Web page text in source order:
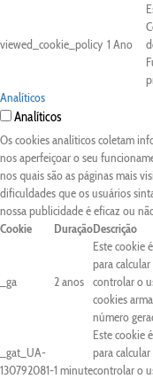
viewed_cookie_policy 1 Ano
Analíticos
Analíticos
Os cookies analíticos coletam
nos aperfeiçoar o seu
nos quais são as páginas mais
dificuldades que os usuários
nossa publicidade é eficaz ou
Cookie
DuraçãoDescrição
_ga 2 anos
Este cookie
para
controlar o
cookies
número
_gat_UA-
130792081-1 minute
Este cookie
para
controlar o